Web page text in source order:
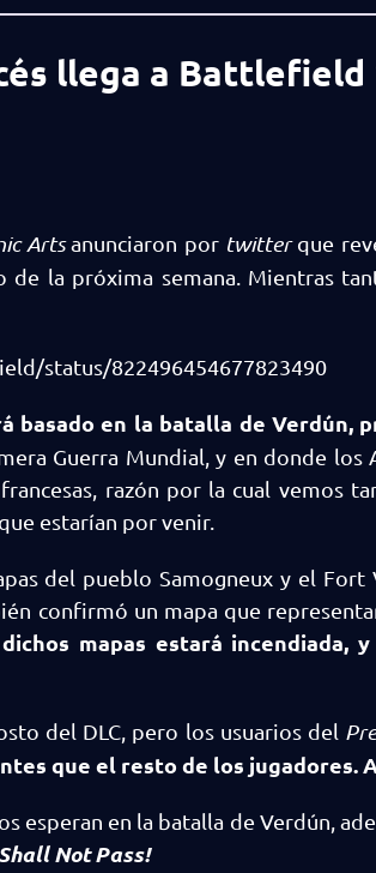
llega a Battlefield
Arts anunciaron por twitterque
de la próxima semana. Mientras
status/822496454677823490
basado en la batalla de Verdún,
Guerra Mundial, y en donde
razón por la cual vemos
estarían por venir.
del pueblo Samogneux y el
confirmó un mapa que
mapas estará
del DLC, pero los usuarios del
que el resto de los jugadores.
esperan en la batalla de Verdún,
Not Pass!